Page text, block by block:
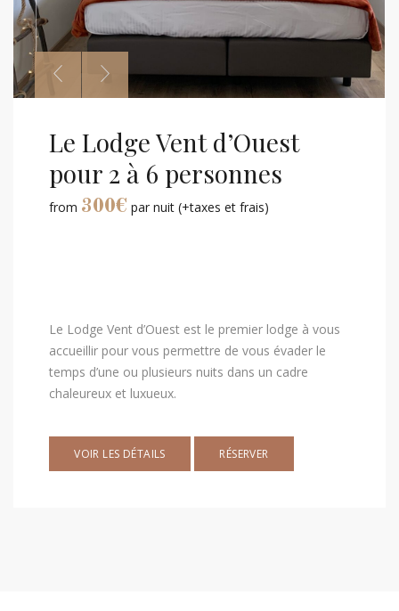
from 300€ par nuit (+taxes et frais)
Le Lodge Vent d’Ouest
pour 2 à 6 personnes
Le Lodge Vent d’Ouest est le premier lodge à vous
accueillir pour vous permettre de vous évader le
temps d’une ou plusieurs nuits dans un cadre
chaleureux et luxueux.
VOIR LES DÉTAILS RÉSERVER